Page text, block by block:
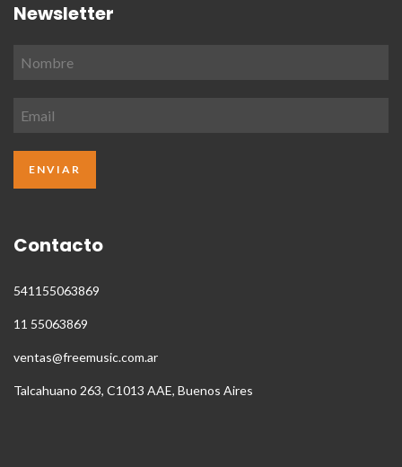
Newsletter
Contacto
541155063869
11 55063869
ventas@freemusic.com.ar
Talcahuano 263, C1013 AAE, Buenos Aires